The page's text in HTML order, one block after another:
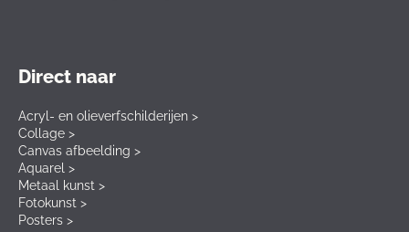
Direct naar
Acryl- en olieverfschilderijen >
Collage >
Canvas afbeelding >
Aquarel >
Metaal kunst >
Fotokunst >
Posters >